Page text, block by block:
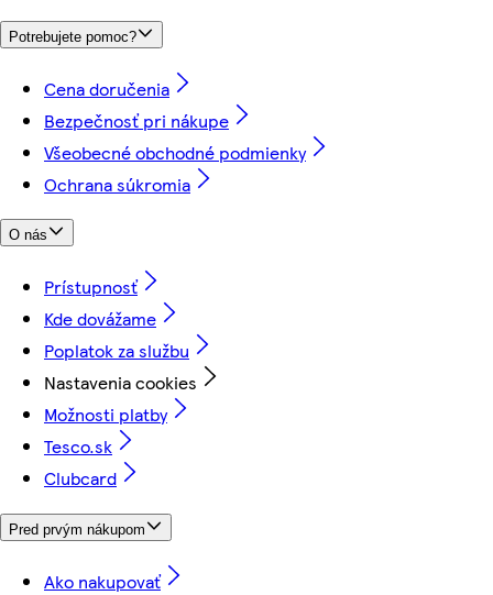
Potrebujete pomoc?
Cena doručenia
Bezpečnosť pri nákupe
Všeobecné obchodné podmienky
Ochrana súkromia
O nás
Prístupnosť
Kde dovážame
Poplatok za službu
Nastavenia cookies
Možnosti platby
Tesco.sk
Clubcard
Pred prvým nákupom
Ako nakupovať